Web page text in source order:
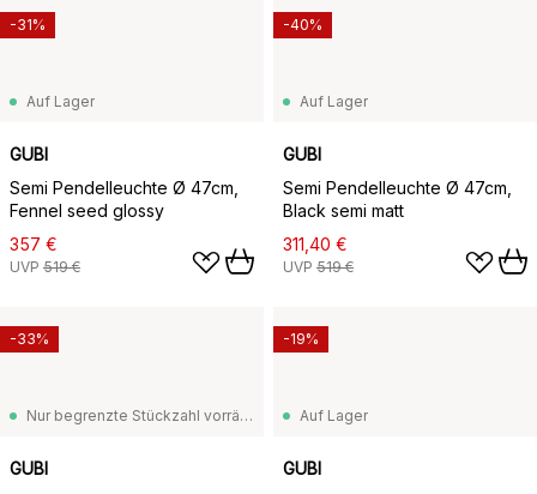
Auf Lager
GUBI
Semi Pendelleuchte Ø 47cm,
Fennel seed glossy
357 €
UVP 519 €
-31%
Auf Lager
GUBI
Semi Pendelleuchte Ø 47cm,
Black semi matt
311,40 €
UVP 519 €
-40%
Nur begrenzte Stückzahl vorrätig
GUBI
-33%
Auf Lager
GUBI
-19%